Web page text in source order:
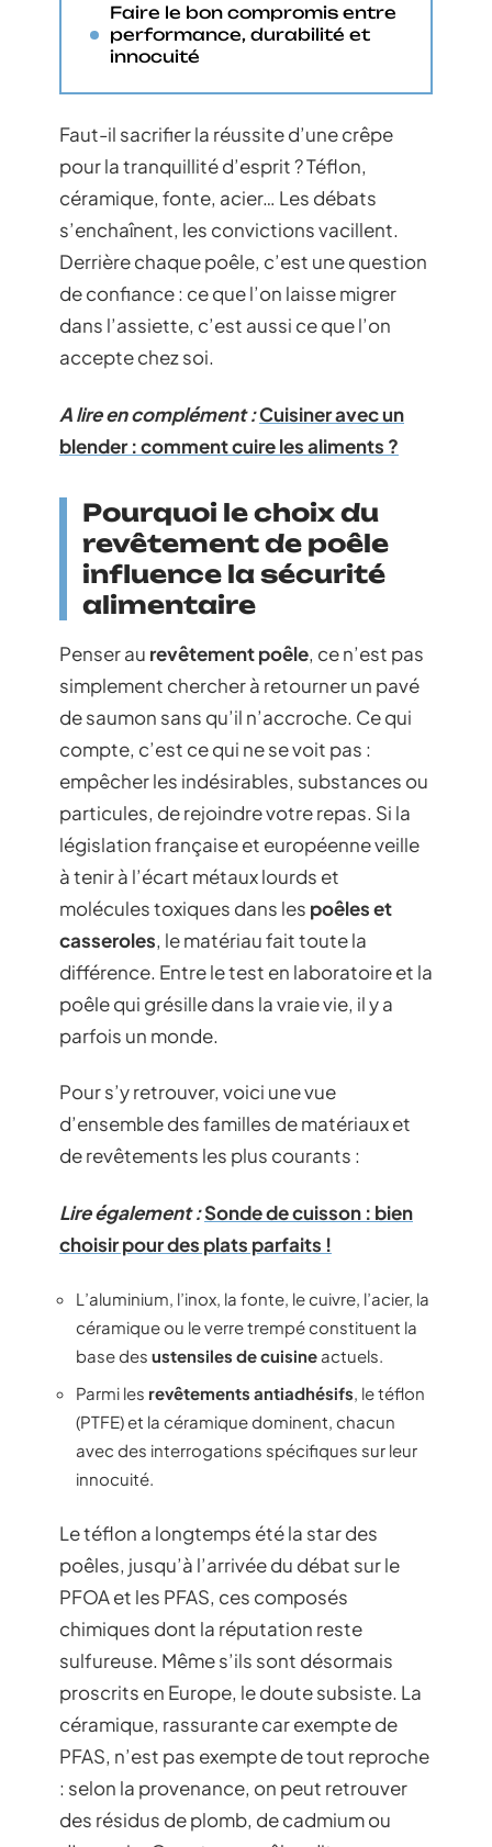
Faire le bon compromis entre
performance, durabilité et
innocuité
Faut-il sacrifier la réussite d’une crêpe
pour la tranquillité d’esprit ? Téflon,
céramique, fonte, acier… Les débats
s’enchaînent, les convictions vacillent.
Derrière chaque poêle, c’est une question
de confiance : ce que l’on laisse migrer
dans l’assiette, c’est aussi ce que l’on
accepte chez soi.
A lire en complément :Cuisiner avec un
blender : comment cuire les aliments ?
Pourquoi le choix du
revêtement de poêle
influence la sécurité
alimentaire
Penser au revêtement poêle, ce n’est pas
simplement chercher à retourner un pavé
de saumon sans qu’il n’accroche. Ce qui
compte, c’est ce qui ne se voit pas :
empêcher les indésirables, substances ou
particules, de rejoindre votre repas. Si la
législation française et européenne veille
à tenir à l’écart métaux lourds et
molécules toxiques dans les poêles et
casseroles, le matériau fait toute la
différence. Entre le test en laboratoire et la
poêle qui grésille dans la vraie vie, il y a
parfois un monde.
Pour s’y retrouver, voici une vue
d’ensemble des familles de matériaux et
de revêtements les plus courants :
Lire également :Sonde de cuisson : bien
choisir pour des plats parfaits !
L’aluminium, l’inox, la fonte, le cuivre, l’acier, la
céramique ou le verre trempé constituent la
base des ustensiles de cuisine actuels.
Parmi les revêtements antiadhésifs , le téflon
(PTFE) et la céramique dominent, chacun
avec des interrogations spécifiques sur leur
innocuité.
Le téflon a longtemps été la star des
poêles, jusqu’à l’arrivée du débat sur le
PFOA et les PFAS, ces composés
chimiques dont la réputation reste
sulfureuse. Même s’ils sont désormais
proscrits en Europe, le doute subsiste. La
céramique, rassurante car exempte de
PFAS, n’est pas exempte de tout reproche
: selon la provenance, on peut retrouver
des résidus de plomb, de cadmium ou